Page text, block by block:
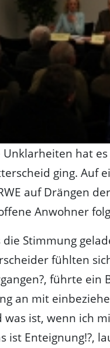
Unklarheiten hat
ging. Auf
auf Drängen
Anwohner
die Stimmung
fühlten
führte ein
an mit
was ist, wenn ich
ist Enteignung!?,